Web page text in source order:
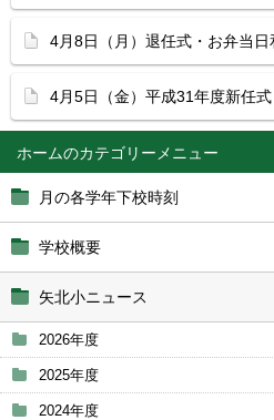
ホーム
月の各学年下校時刻
学校概要
矢北小ニュース
2026年度
2025年度
2024年度
4月8日（月）退任式・お弁当日
4月5日（金）平成31年度新任